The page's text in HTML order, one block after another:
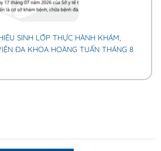
SINH LỚP THỰC HÀNH KHÁM,
ĐA KHOA HOÀNG TUẤN THÁNG 8